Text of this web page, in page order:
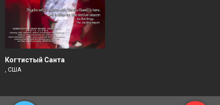
Когтистый Санта
, США